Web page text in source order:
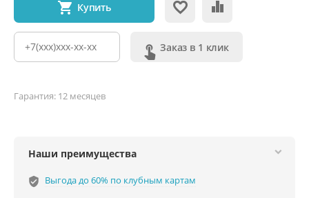
Купить
Заказ в 1 клик
Гарантия: 12 месяцев
Наши преимущества
verified_user Выгода до 60% по клубным картам